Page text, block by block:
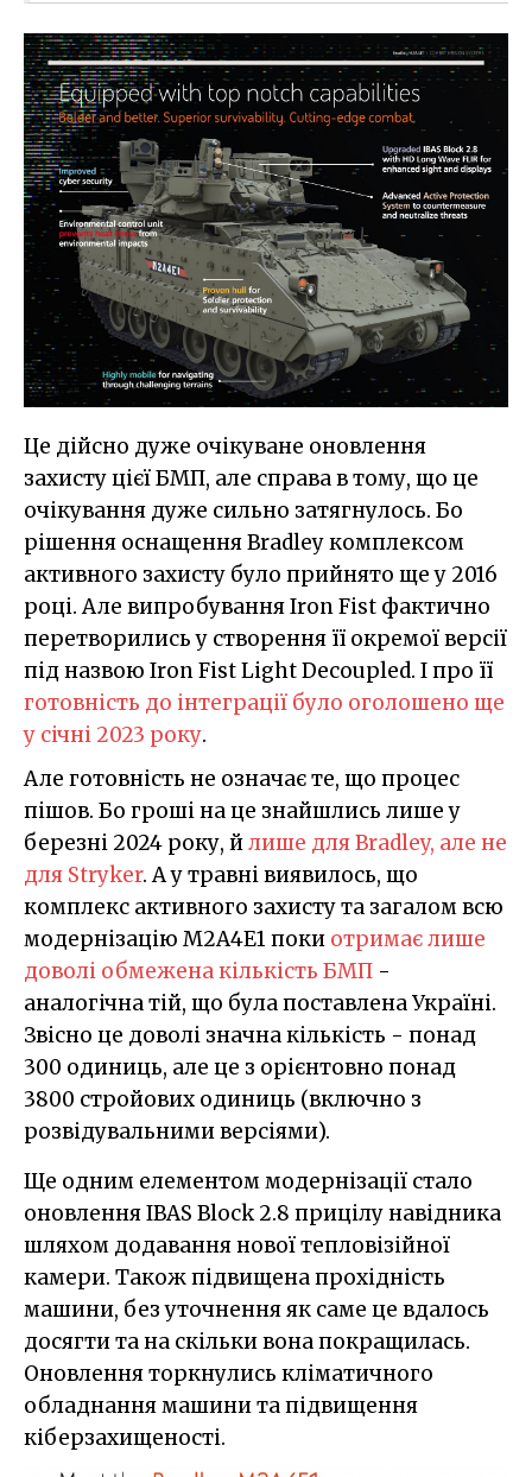
Це дійсно дуже очікуване оновлення
захисту цієї БМП, але справа в тому, що це
очікування дуже сильно затягнулось. Бо
рішення оснащення Bradley комплексом
активного захисту було прийнято ще у 2016
році. Але випробування Iron Fist фактично
перетворились у створення її окремої версії
під назвою Iron Fist Light Decoupled. І про її
готовність до інтеграції було оголошено ще
у січні 2023 року.
Але готовність не означає те, що процес
пішов. Бо гроші на це знайшлись лише у
березні 2024 року, йлише для Bradley, але не
для Stryker. А у травні виявилось, що
комплекс активного захисту та загалом всю
модернізацію M2A4E1 поки отримає лише
доволі обмежена кількість БМП -
аналогічна тій, що була поставлена Україні.
Звісно це доволі значна кількість - понад
300 одиниць, але це з орієнтовно понад
3800 стройових одиниць (включно з
розвідувальними версіями).
Ще одним елементом модернізації стало
оновлення IBAS Block 2.8 прицілу навідника
шляхом додавання нової тепловізійної
камери. Також підвищена прохідність
машини, без уточнення як саме це вдалось
досягти та на скільки вона покращилась.
Оновлення торкнулись кліматичного
обладнання машини та підвищення
кіберзахищеності.